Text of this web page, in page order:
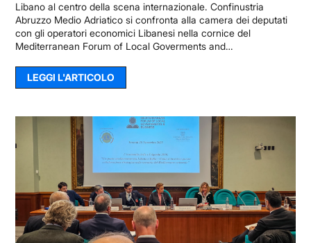
Libano al centro della scena internazionale. Confinustria
Abruzzo Medio Adriatico si confronta alla camera dei deputati
con gli operatori economici Libanesi nella cornice del
Mediterranean Forum of Local Goverments and…
LEGGI L'ARTICOLO